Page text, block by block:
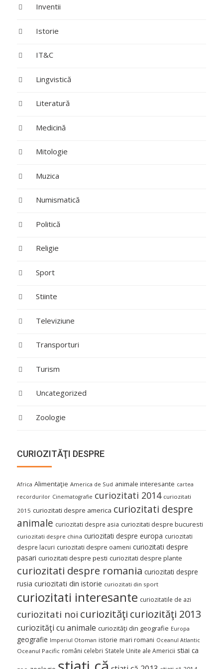
Inventii
Istorie
IT&C
Lingvistică
Literatură
Medicină
Mitologie
Muzica
Numismatică
Politică
Religie
Sport
Stiinte
Televiziune
Transporturi
Turism
Uncategorized
Zoologie
CURIOZITĂŢI DESPRE
Africa Alimentaţie America de Sud animale interesante cartea
recordurilor Cinematografie curiozitati 2014 curiozitati
2015 curiozitati despre america curiozitati despre
animale curiozitati despre asia curiozitati despre bucuresti
curiozitati despre china curiozitati despre europa curiozitati
despre lacuri curiozitati despre oameni curiozitati despre
pasari curiozitati despre pesti curiozitati despre plante
curiozitati despre romania curiozitati despre
rusia curiozitati din istorie curiozitati din sport
curiozitati interesante curiozitatile de azi
curiozitati noi curiozităţi curiozităţi 2013
curiozităţi cu animale curiozităţi din geografie Europa
geografie Imperiul Otoman istorie mari romani Oceanul Atlantic
Oceanul Pacific români celebri Statele Unite ale Americii stiai ca